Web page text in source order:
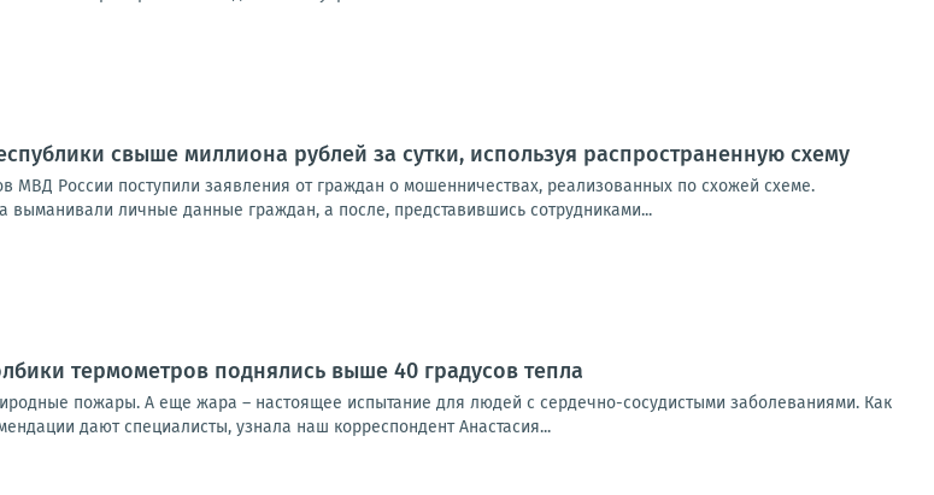
свыше миллиона рублей за сутки, используя распространенную схему
МВД России поступили заявления от граждан о мошенничествах, реализованных по схожей схеме.
выманивали личные данные граждан, а после, представившись сотрудниками...
термометров поднялись выше 40 градусов тепла
пожары. А еще жара – настоящее испытание для людей с сердечно-сосудистыми заболеваниями. Как
дают специалисты, узнала наш корреспондент Анастасия...